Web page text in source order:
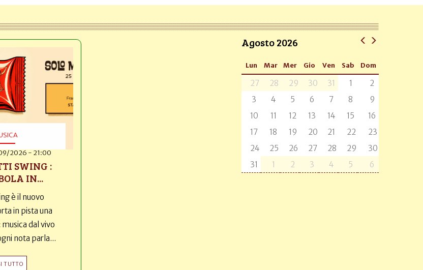
2026 - 21:00
SWING :
IN...
è il nuovo
in pista una
dal vivo
nota parla...
TUTTO
Agosto 2026
Lun Mar Mer Gio Ven Sab Dom
27 28 29 30 31 1
2
3
4 5 6 7 8
9
10
11 12 13 14 15
16
17
18 19 20 21 22
23
24
25 26 27 28 29
30
31
1 2 3 4 5 6